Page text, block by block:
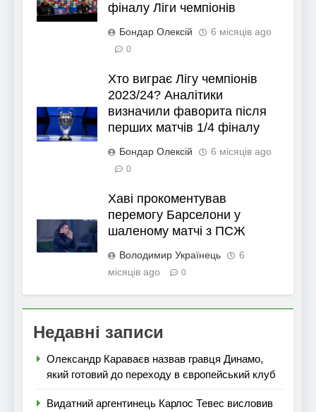
фіналу Ліги чемпіонів
Бондар Олексій 6 місяців ago
0
Хто виграє Лігу чемпіонів
2023/24? Аналітики
визначили фаворита після
перших матчів 1/4 фіналу
Бондар Олексій 6 місяців ago
0
Хаві прокоментував
перемогу Барселони у
шаленому матчі з ПСЖ
Володимир Українець
6
місяців ago
0
Недавні записи
Олександр Караваєв назвав гравця Динамо,
який готовий до переходу в європейський клуб
Видатний аргентинець Карлос Тевес висловив